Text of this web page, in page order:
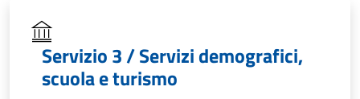
Servizio 3 / Servizi demografici,
scuola e turismo